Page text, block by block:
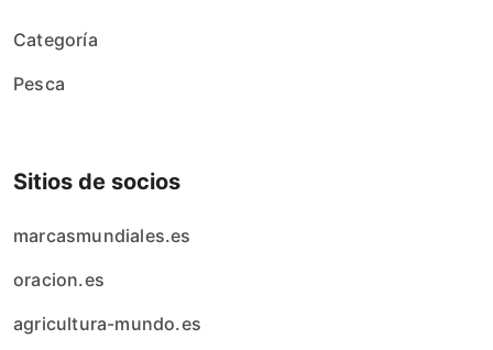
Categoría
Pesca
Sitios de socios
marcasmundiales.es
oracion.es
agricultura-mundo.es